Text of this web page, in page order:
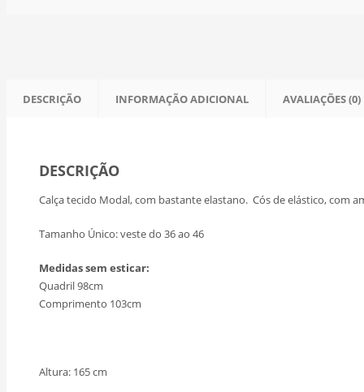
DESCRIÇÃO INFORMAÇÃO ADICIONAL AVALIAÇÕES (0)
DESCRIÇÃO
Calça tecido Modal, com bastante elastano. Cós de elástico, com
Tamanho Único: veste do 36 ao 46
Medidas sem esticar:
Quadril 98cm
Comprimento 103cm
Altura: 165 cm